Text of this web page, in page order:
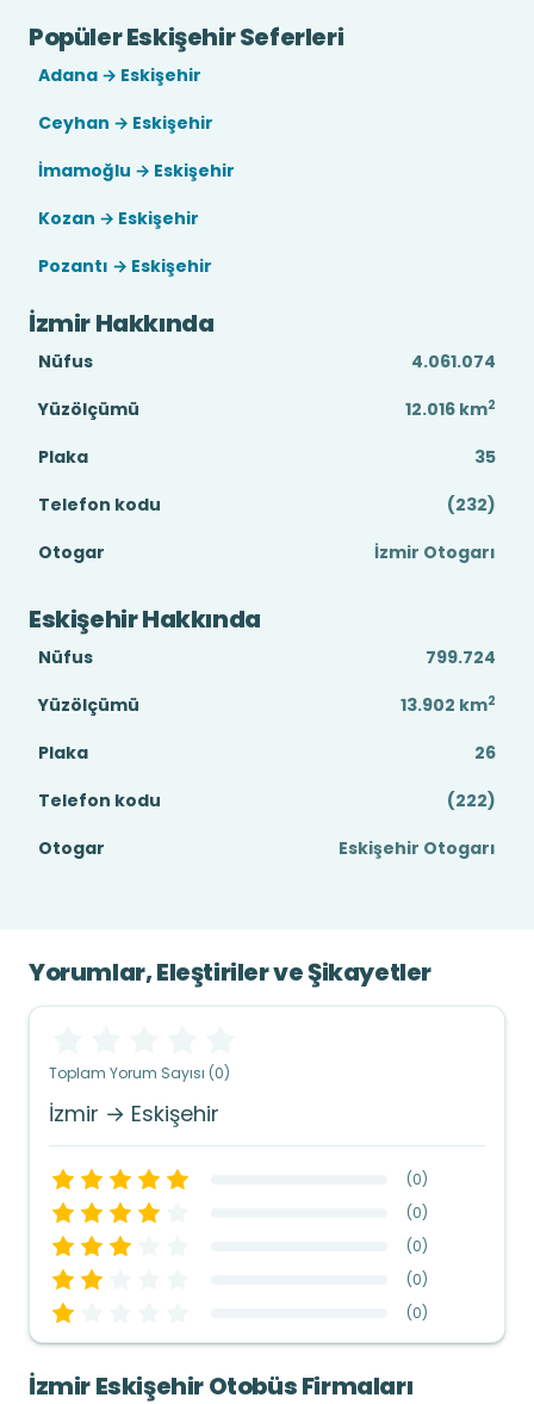
Popüler Eskişehir Seferleri
Adana → Eskişehir
Ceyhan → Eskişehir
İmamoğlu → Eskişehir
Kozan → Eskişehir
Pozantı → Eskişehir
İzmir Hakkında
Nüfus
4.061.074
Yüzölçümü
12.016 km2
Plaka
35
Telefon kodu
(232)
Otogar
İzmir Otogarı
Eskişehir Hakkında
Nüfus
799.724
Yüzölçümü
13.902 km2
Plaka
26
Telefon kodu
(222)
Otogar
Eskişehir Otogarı
Yorumlar, Eleştiriler ve Şikayetler
Toplam Yorum Sayısı (0)
İzmir → Eskişehir
(0)
(0)
(0)
(0)
(0)
İzmir Eskişehir Otobüs Firmaları